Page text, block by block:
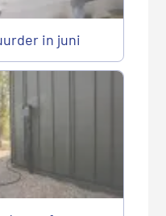
in juni